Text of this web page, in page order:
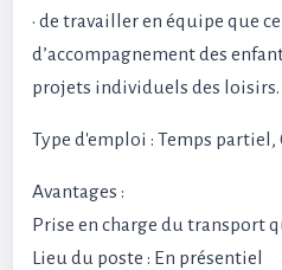
· de travailler en équipe que
d’accompagnement des
projets individuels des loisirs.
Type d'emploi : Temps partiel,
Avantages :
Prise en charge du transport
Lieu du poste : En présentiel